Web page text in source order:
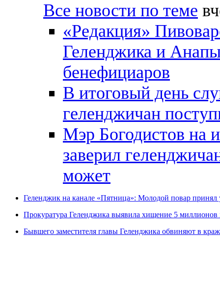
Все новости по теме
«Редакция»
Геленджика и
бенефициаров
В итоговый день
геленджичан
Мэр Богодистов на
заверил
может
Геленджик на канале «Пятница»: Молодой повар принял
Прокуратура Геленджика выявила хищение 5 миллионов
Бывшего заместителя главы Геленджика обвиняют в